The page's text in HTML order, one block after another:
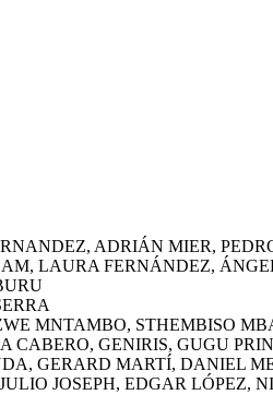
ADRIÁN MIER,
LAURA FERNÁNDEZ,
MNTAMBO, STHEMBISO
CABERO, GENIRIS, GUGU
GERARD MARTÍ, DANIEL
JOSEPH, EDGAR